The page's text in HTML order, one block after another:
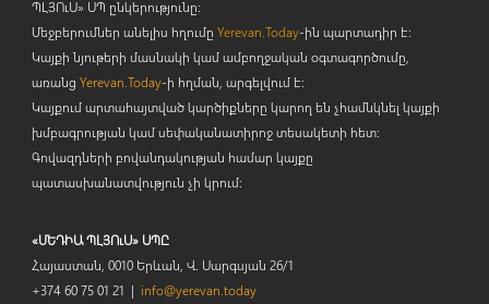
ՊԼՅՈւՍ» ՍՊ ընկերությունը։
Մեջբերումներ անելիս հղումը Yerevan.Today-ին պարտադիր է:
Կայքի նյութերի մասնակի կամ ամբողջական օգտագործումը,
առանց Yerevan.Today-ի հղման, արգելվում է:
Կայքում արտահայտված կարծիքները կարող են չհամնկնել կայքի
խմբագրության կամ սեփականատիրոջ տեսակետի հետ:
Գովազդների բովանդակության համար կայքը
պատասխանատվություն չի կրում:
«ՄԵԴԻԱ ՊԼՅՈւՍ» ՍՊԸ
Հայաստան, 0010 Երևան, Վ. Սարգսյան 26/1
+374 60 75 01 21 | info@yerevan.today